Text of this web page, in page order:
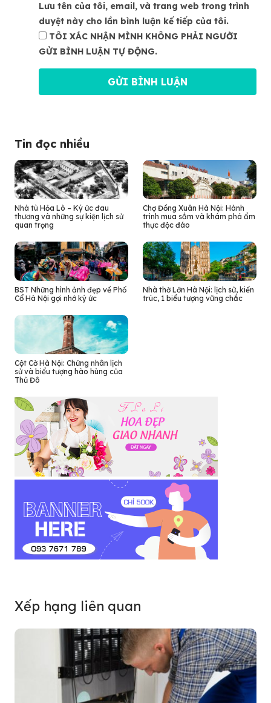
Lưu tên của tôi, email, và trang web trong trình
duyệt này cho lần bình luận kế tiếp của tôi.
TÔI XÁC NHẬN MÌNH KHÔNG PHẢI NGƯỜI
GỬI BÌNH LUẬN TỰ ĐỘNG.
Tin đọc nhiều
Nhà tù Hỏa Lò – Ký ức đau
thương và những sự kiện lịch sử
quan trọng
Chợ Đồng Xuân Hà Nội: Hành
trình mua sắm và khám phá ẩm
thực độc đáo
BST Những hình ảnh đẹp về Phố
Cổ Hà Nội gợi nhớ ký ức
Nhà thờ Lớn Hà Nội: lịch sử, kiến
trúc, 1 biểu tượng vững chắc
Cột Cờ Hà Nội: Chứng nhân lịch
sử và biểu tượng hào hùng của
Thủ Đô
Xếp hạng liên quan